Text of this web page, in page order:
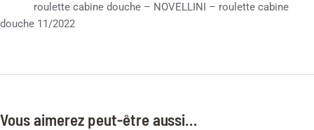
roulette cabine douche – NOVELLINI – roulette cabine
douche 11/2022
Vous aimerez peut-être aussi…